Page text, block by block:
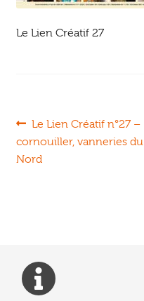
Le Lien Créatif 27
Navigation
de
Article
précédent :
Le Lien Créatif n°27 –
cornouiller, vanneries du
Nord